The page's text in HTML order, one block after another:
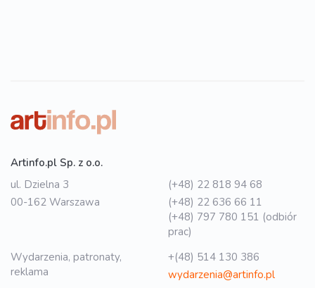
Artinfo.pl Sp. z o.o.
ul. Dzielna 3
00-162 Warszawa
(+48) 22 818 94 68
(+48) 22 636 66 11
(+48) 797 780 151 (odbiór
prac)
Wydarzenia, patronaty,
reklama
+(48) 514 130 386
wydarzenia@artinfo.pl